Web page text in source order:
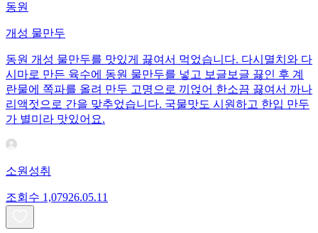
동원
개성 물만두
동원 개성 물만두를 맛있게 끓여서 먹었습니다. 다시멸치와 다
시마로 만든 육수에 동원 물만두를 넣고 보글보글 끓인 후 계
란물에 쪽파를 올려 만두 고명으로 끼얹어 한소끔 끓여서 까나
리액젓으로 간을 맞추었습니다. 국물맛도 시원하고 한입 만두
가 별미라 맛있어요.
소원성취
조회수 1,07926.05.11